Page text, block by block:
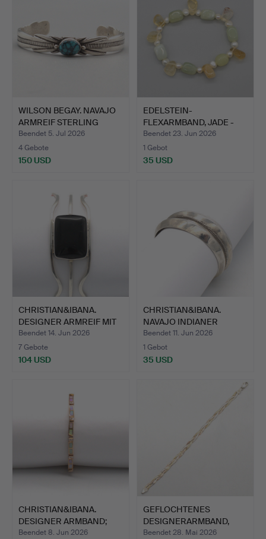
WILSON BEGAY. NAVAJO
ARMREIF STERLING
SILB…
Beendet 5. Jul 2026
4 Gebote
150 USD
EDELSTEIN-
FLEXARMBAND, JADE -
CITRIN - ZUC…
Beendet 23. Jun 2026
1 Gebot
35 USD
CHRISTIAN&IBANA.
DESIGNER ARMREIF MIT
STEI…
Beendet 14. Jun 2026
7 Gebote
104 USD
CHRISTIAN&IBANA.
NAVAJO INDIANER
ETHNO ARM…
Beendet 11. Jun 2026
1 Gebot
35 USD
CHRISTIAN&IBANA.
DESIGNER ARMBAND;
STERLIN…
Beendet 8. Jun 2026
GEFLOCHTENES
DESIGNERARMBAND,
DREI FARBIGE…
Beendet 28. Mai 2026